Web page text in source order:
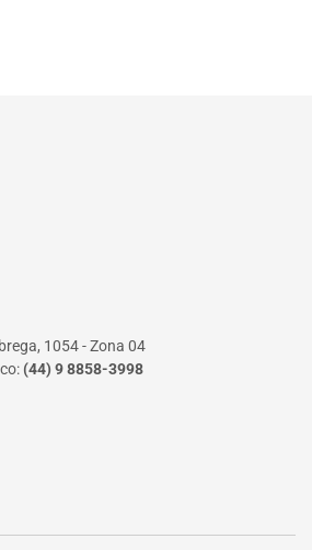
1054 - Zona 04
(44) 9 8858-3998